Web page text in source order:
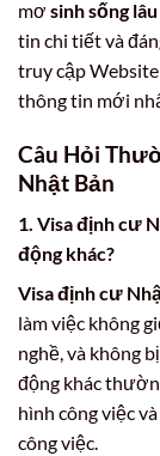
mơ sinh sống
tin chi tiết và
truy cập
thông tin mới
Câu Hỏi
Nhật Bản
1. Visa định cư
động khác?
Visa định cư
làm việc không
nghề, và không
động khác
hình công việc
công việc.